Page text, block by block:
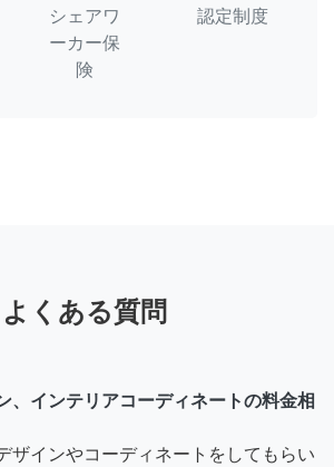
シェアワ
ーカー保
険
認定制度
よくある質問
、インテリアコーディネートの料金相
ザインやコーディネートをしてもらい